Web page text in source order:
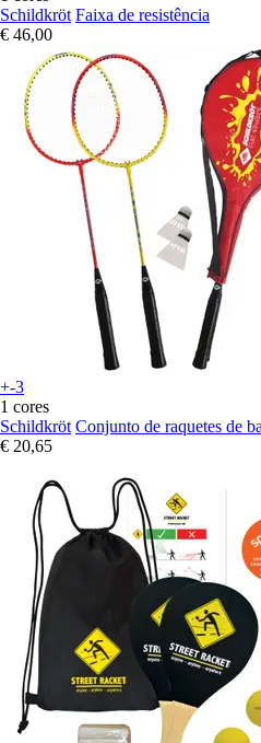
Schildkröt Faixa de resistência
€ 46,00
+-3
1 cores
Schildkröt Conjunto de raquetes de
€ 20,65